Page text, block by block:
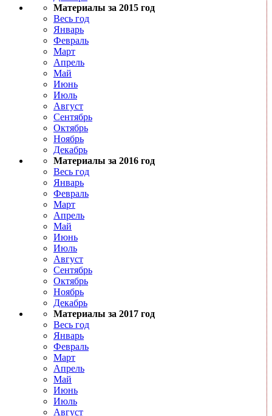
Материалы за 2015 год
Весь год
Январь
Февраль
Март
Апрель
Май
Июнь
Июль
Август
Сентябрь
Октябрь
Ноябрь
Декабрь
Материалы за 2016 год
Весь год
Январь
Февраль
Март
Апрель
Май
Июнь
Июль
Август
Сентябрь
Октябрь
Ноябрь
Декабрь
Материалы за 2017 год
Весь год
Январь
Февраль
Март
Апрель
Май
Июнь
Июль
Август